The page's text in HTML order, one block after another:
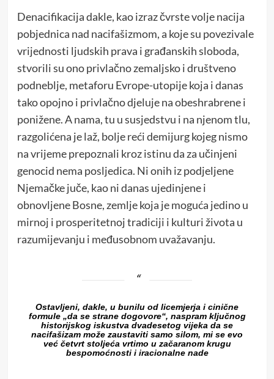
Denacifikacija dakle, kao izraz čvrste volje nacija
pobjednica nad nacifašizmom, a koje su povezivale
vrijednosti ljudskih prava i građanskih sloboda,
stvorili su ono privlačno zemaljsko i društveno
podneblje, metaforu Evrope-utopije koja i danas
tako opojno i privlačno djeluje na obeshrabrene i
ponižene. A nama, tu u susjedstvu i na njenom tlu,
razgolićena je laž, bolje reći demijurg kojeg nismo
na vrijeme prepoznali kroz istinu da za učinjeni
genocid nema posljedica. Ni onih iz podjeljene
Njemačke juče, kao ni danas ujedinjene i
obnovljene Bosne, zemlje koja je moguća jedino u
mirnoj i prosperitetnoj tradiciji i kulturi života u
razumijevanju i međusobnom uvažavanju.
Ostavljeni, dakle, u bunilu od licemjerja i cinične
formule „da se strane dogovore“, naspram ključnog
historijskog iskustva dvadesetog vijeka da se
nacifašizam može zaustaviti samo silom, mi se evo
već četvrt stoljeća vrtimo u začaranom krugu
bespomoćnosti i iracionalne nade